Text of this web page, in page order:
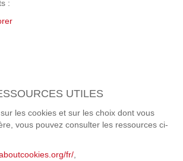
:
UTILES
les cookies et sur les choix dont vous
vous pouvez consulter les ressources ci-
fr/